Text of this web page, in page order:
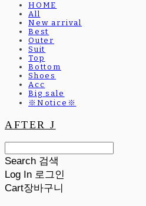
HOME
All
New arrival
Best
Outer
Suit
Top
Bottom
Shoes
Acc
Big sale
※Notice※
AFTER J
Search 검색
Log In 로그인
Cart장바구니